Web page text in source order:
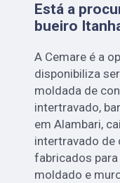
Está a
bueiro
A Cemare é a
disponibiliza
moldada de
intertravado,
em Alambari,
intertravado de
fabricados
moldado e